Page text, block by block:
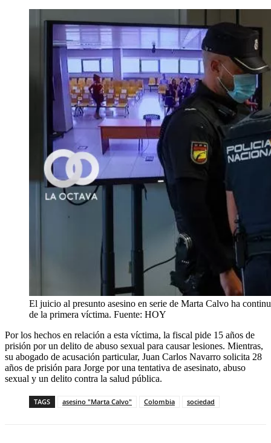
El juicio al presunto asesino en serie de Marta Calvo ha
de la primera víctima. Fuente: HOY
Por los hechos en relación a esta víctima, la fiscal pide 15 años de
prisión por un delito de abuso sexual para causar lesiones. Mientras,
su abogado de acusación particular, Juan Carlos Navarro solicita 28
años de prisión para Jorge por una tentativa de asesinato, abuso
sexual y un delito contra la salud pública.
TAGS asesino "Marta Calvo" Colombia sociedad